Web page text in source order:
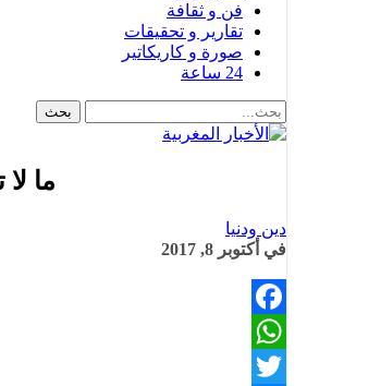
فن و ثقافة
تقارير و تحقيقات
صورة و كاريكاتير
24 ساعة
ما
دين ودنيا
في أكتوبر 8, 2017
Facebook
WhatsApp